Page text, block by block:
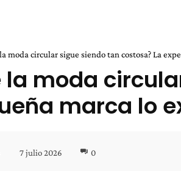
moda circular sigue siendo tan costosa? La
la moda
marca lo
7 julio 2026 0